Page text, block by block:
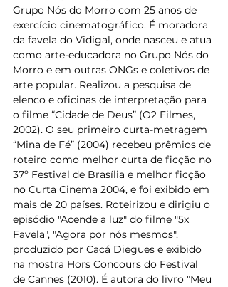
Grupo Nós do Morro com 25 anos de
exercício cinematográfico. É moradora
da favela do Vidigal, onde nasceu e atua
como arte-educadora no Grupo Nós do
Morro e em outras ONGs e coletivos de
arte popular. Realizou a pesquisa de
elenco e oficinas de interpretação para
o filme “Cidade de Deus” (O2 Filmes,
2002). O seu primeiro curta-metragem
“Mina de Fé” (2004) recebeu prêmios de
roteiro como melhor curta de ficção no
37º Festival de Brasília e melhor ficção
no Curta Cinema 2004, e foi exibido em
mais de 20 países. Roteirizou e dirigiu o
episódio "Acende a luz" do filme "5x
Favela", "Agora por nós mesmos",
produzido por Cacá Diegues e exibido
na mostra Hors Concours do Festival
de Cannes (2010). É autora do livro "Meu